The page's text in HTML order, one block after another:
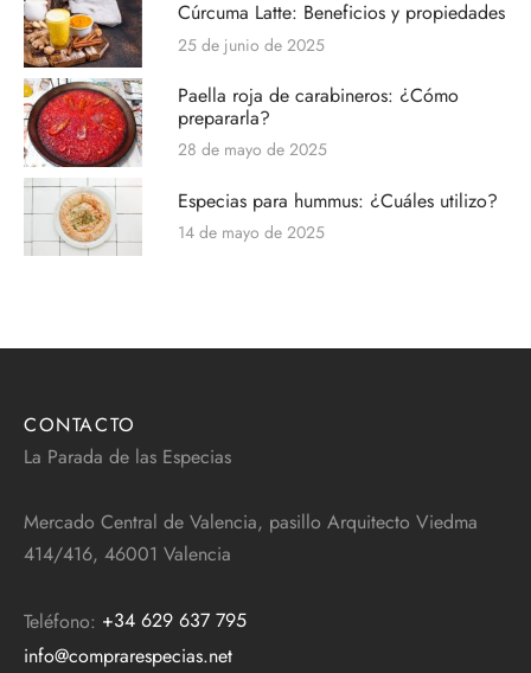
Cúrcuma Latte: Beneficios y propiedades
25 de junio de 2025
Paella roja de carabineros: ¿Cómo
prepararla?
28 de mayo de 2025
Especias para hummus: ¿Cuáles utilizo?
14 de mayo de 2025
CONTACTO
La Parada de las Especias
Mercado Central de Valencia, pasillo Arquitecto Viedma
414/416, 46001 Valencia
Teléfono: +34 629 637 795
info@comprarespecias.net